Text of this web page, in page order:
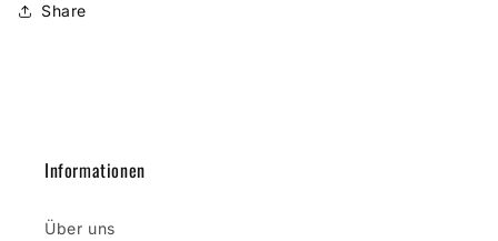
Share
Informationen
Über uns